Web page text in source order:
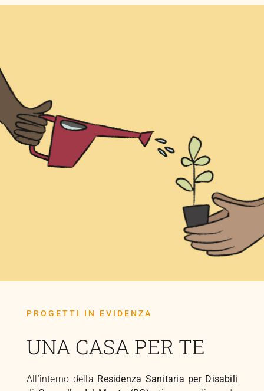
PROGETTI IN EVIDENZA
UNA CASA PER TE
All’interno della Residenza Sanitaria per Disabili